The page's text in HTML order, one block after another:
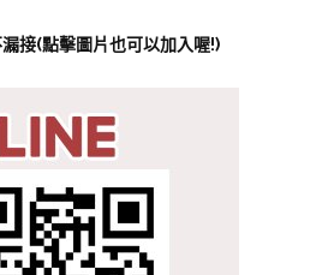
接(點擊圖片也可以加入喔!)